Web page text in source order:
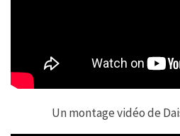
Un montage vidéo de